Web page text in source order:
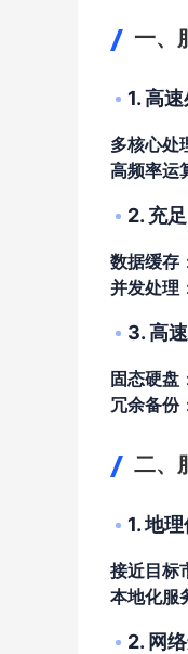
一、
1. 高
多核心处
高频率运
2. 充
数据缓存
并发处理
3. 高
固态硬盘
冗余备份
二、
1. 地
接近目标
本地化服
2. 网